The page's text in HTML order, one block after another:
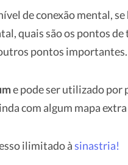
de conexão mental,
quais são os pontos
pontos importantes.
e pode ser utilizado por
com algum mapa
ilimitado àsinastria!